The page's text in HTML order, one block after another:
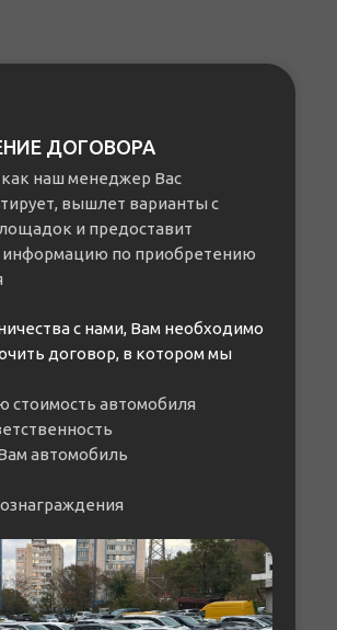
ДОГОВОРА
как наш менеджер Вас
вышлет варианты с
и предоставит
по приобретению
с нами, Вам необходимо
договор, в котором мы
стоимость автомобиля
автомобиль